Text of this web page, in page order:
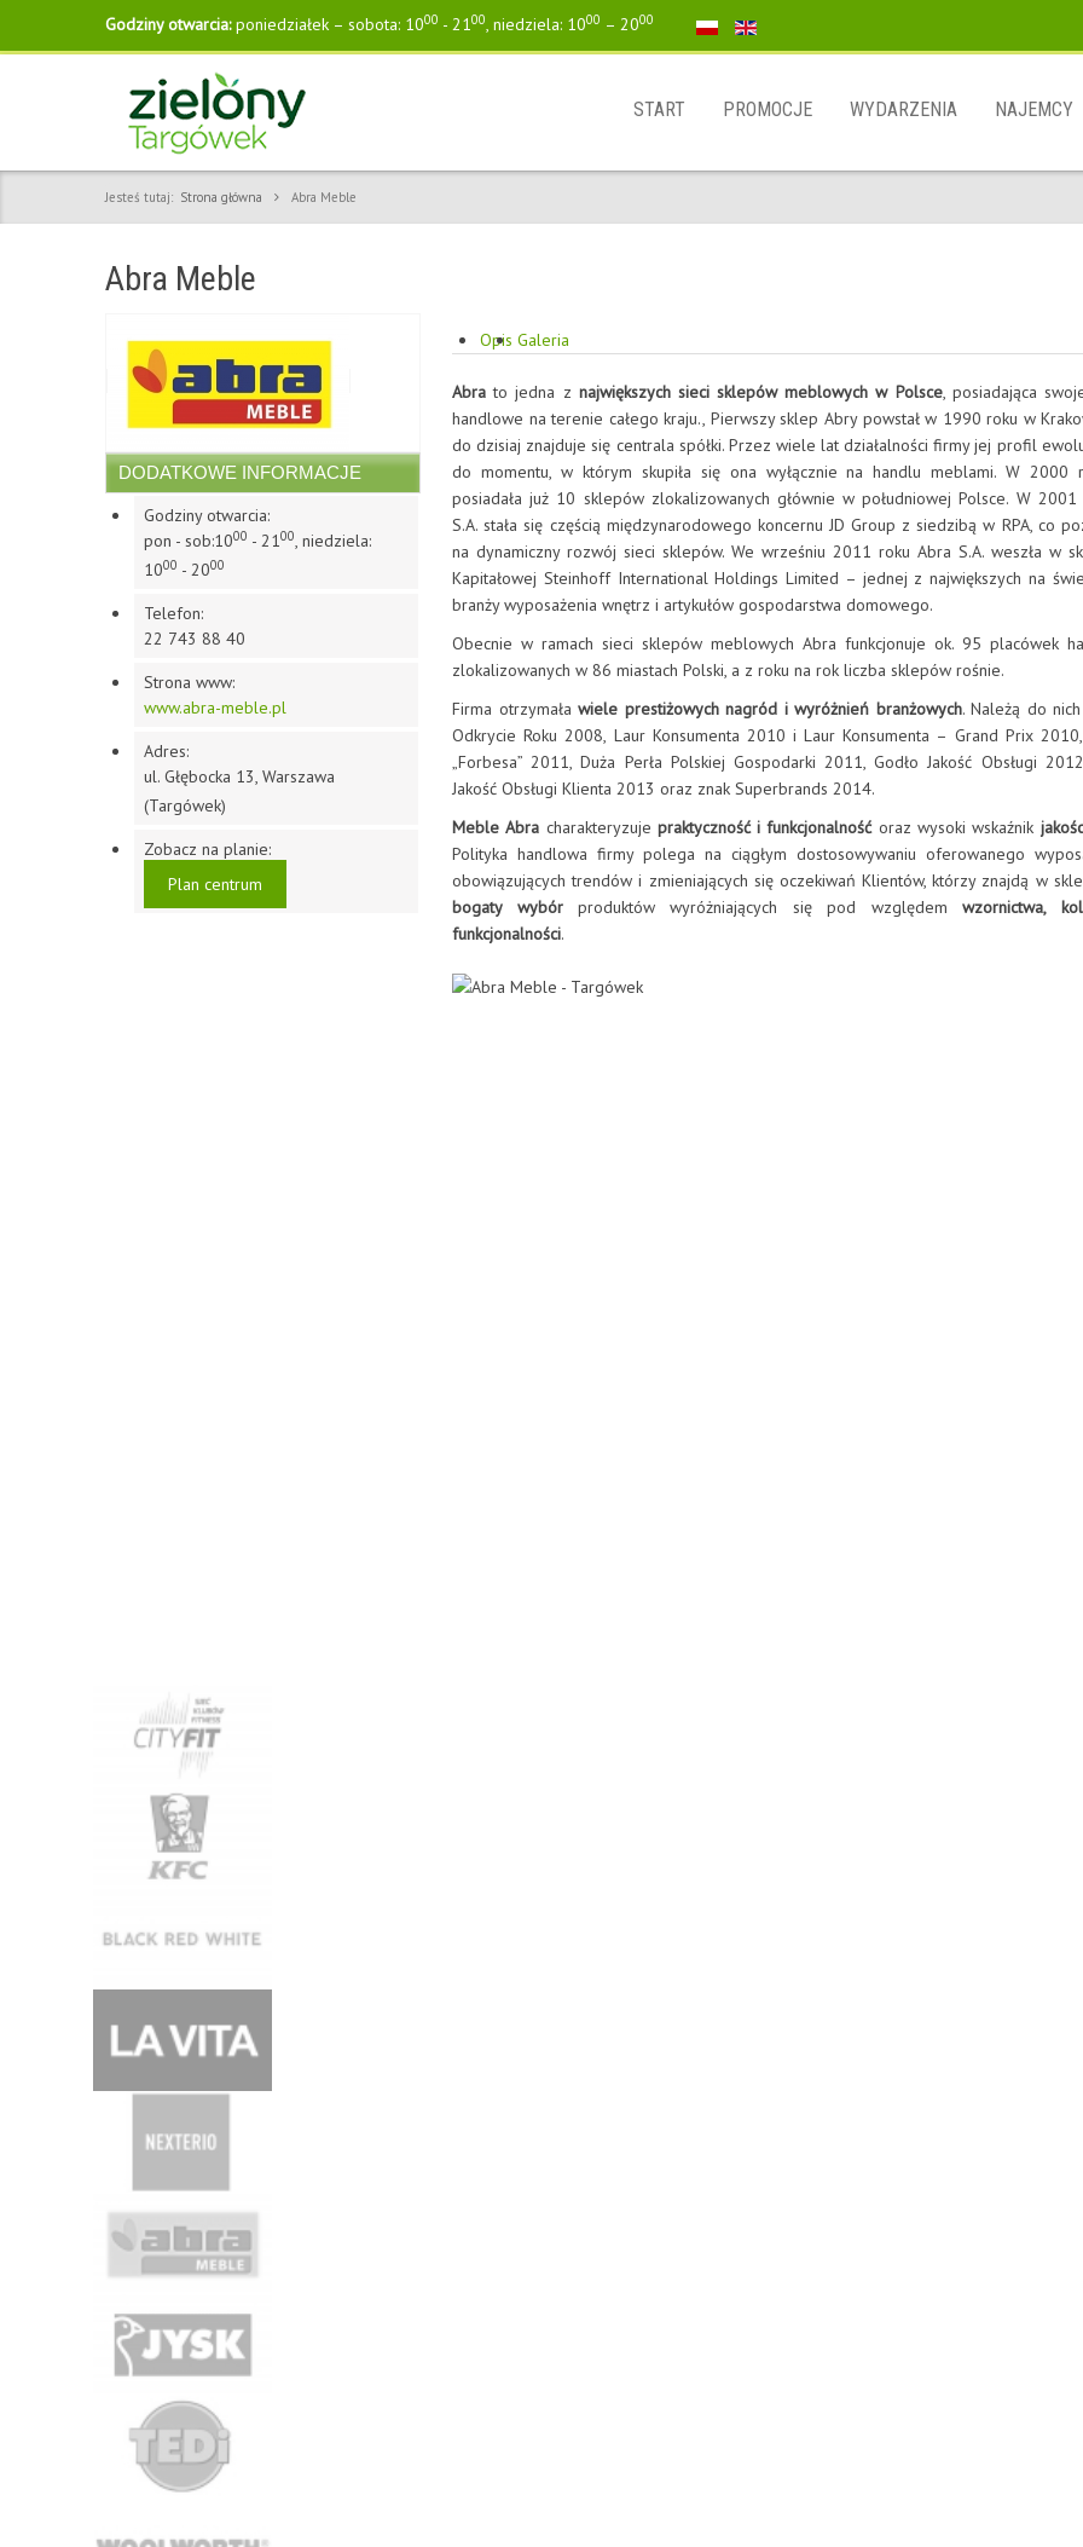
Godziny otwarcia:poniedziałek – sobota: 1000 - 2100, niedziela: 1000 – 2000
START PROMOCJE WYDARZENIA NAJEMCY
Jesteś tutaj: Strona główna Abra Meble
Abra Meble
DODATKOWE INFORMACJE
Godziny otwarcia:
pon - sob:1000 - 2100, niedziela:
1000 - 2000
Telefon:
22 743 88 40
Strona www:
www.abra-meble.pl
Adres:
ul. Głębocka 13, Warszawa
(Targówek)
Zobacz na planie:
Plan centrum
Opis Galeria
Abra to jedna z największych sieci sklepów meblowych w Polsce, posiadająca
handlowe na terenie całego kraju., Pierwszy sklep Abry powstał w 1990 roku w
do dzisiaj znajduje się centrala spółki. Przez wiele lat działalności firmy jej profil
do momentu, w którym skupiła się ona wyłącznie na handlu meblami. W 2000
posiadała już 10 sklepów zlokalizowanych głównie w południowej Polsce. W 2001
S.A. stała się częścią międzynarodowego koncernu JD Group z siedzibą w RPA, co
na dynamiczny rozwój sieci sklepów. We wrześniu 2011 roku Abra S.A. weszła w
Kapitałowej Steinhoff International Holdings Limited – jednej z największych na
branży wyposażenia wnętrz i artykułów gospodarstwa domowego.
Obecnie w ramach sieci sklepów meblowych Abra funkcjonuje ok. 95 placówek
zlokalizowanych w 86 miastach Polski, a z roku na rok liczba sklepów rośnie.
Firma otrzymaławiele prestiżowych nagród i wyróżnień branżowych. Należą do nich
Odkrycie Roku 2008, Laur Konsumenta 2010 i Laur Konsumenta – Grand Prix
„Forbesa” 2011, Duża Perła Polskiej Gospodarki 2011, Godło Jakość Obsługi
Jakość Obsługi Klienta 2013 oraz znak Superbrands 2014.
Meble Abra charakteryzuje praktyczność i funkcjonalnośćoraz wysoki wskaźnik
Polityka handlowa firmy polega na ciągłym dostosowywaniu oferowanego
obowiązujących trendów i zmieniających się oczekiwań Klientów, którzy znajdą w
bogaty wybórproduktów wyróżniających się pod względem wzornictwa,
funkcjonalności.